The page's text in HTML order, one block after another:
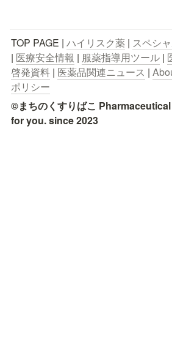
TOP PAGE | ハイリスク薬 | スペシ
| 医療安全情報 | 服薬指導用ツール |
啓発資料 | 医薬品関連ニュース |
ポリシー
©まちのくすりばこ
for you. since 2023